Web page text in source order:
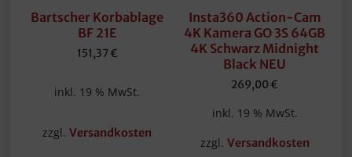
Bartscher Korbablage
BF 21E
151,37€
inkl. 19 % MwSt.
zzgl.Versandkosten
Insta360 Action-Cam
4K Kamera GO 3S 64GB
4K Schwarz Midnight
Black NEU
269,00 €
inkl. 19 % MwSt.
zzgl. Versandkosten